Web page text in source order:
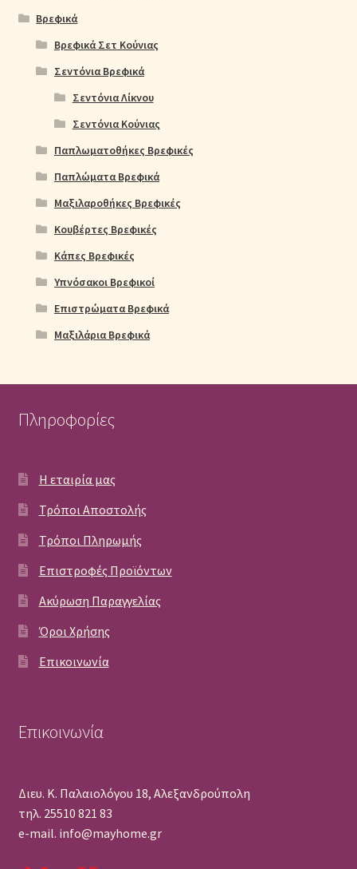
Βρεφικά
Βρεφικά Σετ Κούνιας
Σεντόνια Βρεφικά
Σεντόνια Λίκνου
Σεντόνια Κούνιας
Παπλωματοθήκες Βρεφικές
Παπλώματα Βρεφικά
Μαξιλαροθήκες Βρεφικές
Κουβέρτες Βρεφικές
Κάπες Βρεφικές
Υπνόσακοι Βρεφικοί
Επιστρώματα Βρεφικά
Μαξιλάρια Βρεφικά
Πληροφορίες
Η εταιρία μας
Τρόποι Αποστολής
Τρόποι Πληρωμής
Επιστροφές Προϊόντων
Ακύρωση Παραγγελίας
Όροι Χρήσης
Επικοινωνία
Επικοινωνία
Διευ. Κ. Παλαιολόγου 18, Αλεξανδρούπολη
τηλ. 25510 821 83
e-mail. info@mayhome.gr